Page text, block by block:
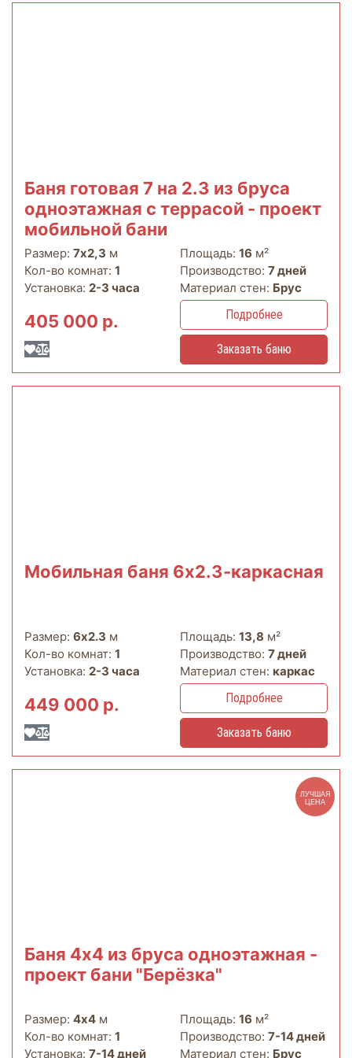
Баня готовая 7 на 2.3 из бруса
одноэтажная с террасой - проект
мобильной бани
Размер: 7х2,3 м Площадь: 16 м²
Кол-во комнат: 1 Производство: 7 дней
Установка: 2-3 часа Материал стен: Брус
405 000 р. Подробнее
Заказать баню
Мобильная баня 6х2.3-каркасная
Размер: 6х2.3 м Площадь: 13,8 м²
Кол-во комнат: 1 Производство: 7 дней
Установка: 2-3 часа Материал стен: каркас
449 000 р. Подробнее
Заказать баню
ЛУЧШАЯ
ЦЕНА
Баня 4х4 из бруса одноэтажная -
проект бани "Берёзка"
Размер: 4х4 м Площадь: 16 м²
Кол-во комнат: 1 Производство: 7-14 дней
Установка: 7-14 дней Материал стен: Брус